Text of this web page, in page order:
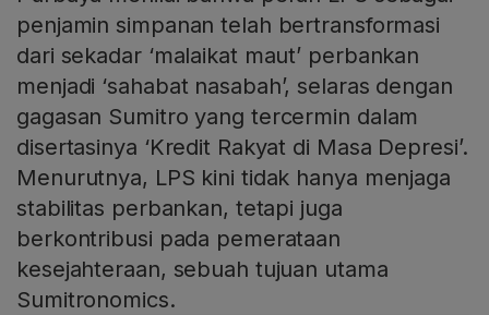
penjamin simpanan telah bertransformasi
dari sekadar ‘malaikat maut’ perbankan
menjadi ‘sahabat nasabah’, selaras dengan
gagasan Sumitro yang tercermin dalam
disertasinya ‘Kredit Rakyat di Masa Depresi’.
Menurutnya, LPS kini tidak hanya menjaga
stabilitas perbankan, tetapi juga
berkontribusi pada pemerataan
kesejahteraan, sebuah tujuan utama
Sumitronomics.